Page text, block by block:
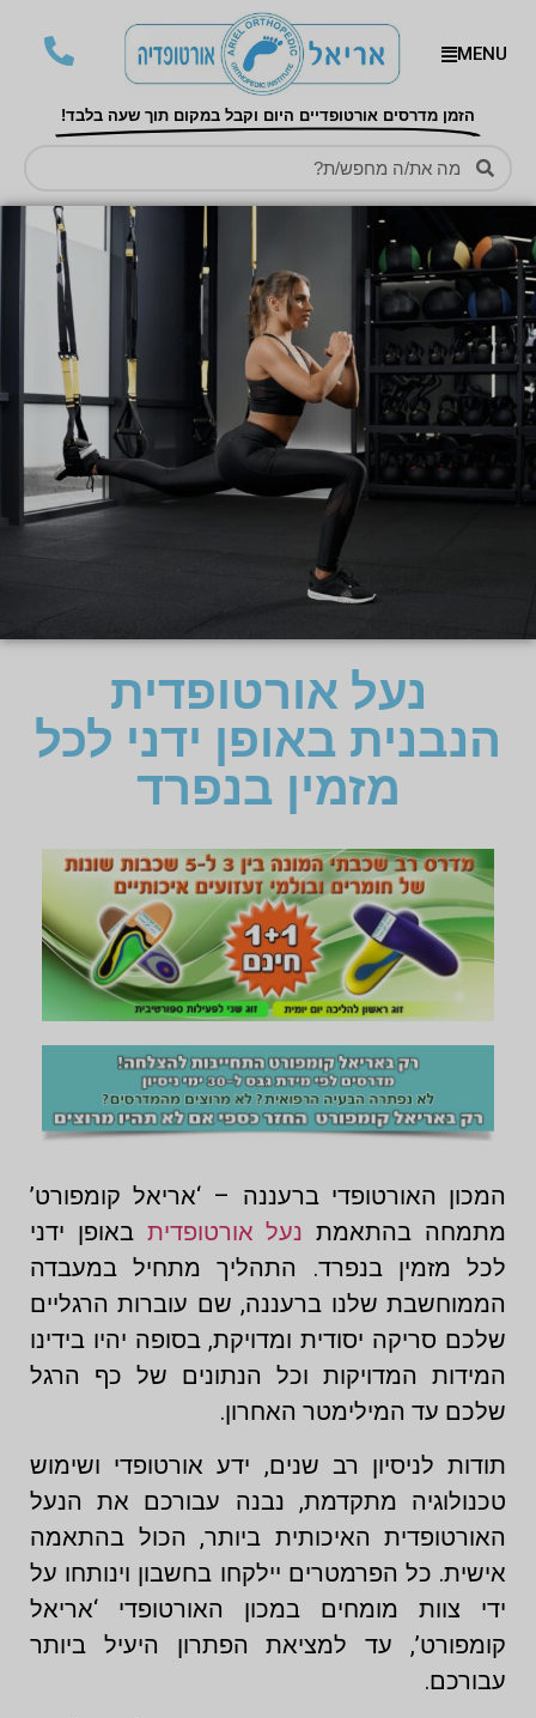
MENU
הזמן מדרסים אורטופדיים היום וקבל במקום תוך שעה בלבד!
נעל אורטופדית
הנבנית באופן ידני לכל
מזמין בנפרד
המכון האורטופדי ברעננה – ‘אריאל קומפורט’
מתמחה בהתאמת נעל אורטופדית באופן ידני
לכל מזמין בנפרד. התהליך מתחיל במעבדה
הממוחשבת שלנו ברעננה, שם עוברות הרגליים
שלכם סריקה יסודית ומדויקת, בסופה יהיו בידינו
המידות המדויקות וכל הנתונים של כף הרגל
שלכם עד המילימטר האחרון.
תודות לניסיון רב שנים, ידע אורטופדי ושימוש
טכנולוגיה מתקדמת, נבנה עבורכם את הנעל
האורטופדית האיכותית ביותר, הכול בהתאמה
אישית. כל הפרמטרים יילקחו בחשבון וינותחו על
ידי צוות מומחים במכון האורטופדי ‘אריאל
קומפורט’, עד למציאת הפתרון היעיל ביותר
עבורכם.